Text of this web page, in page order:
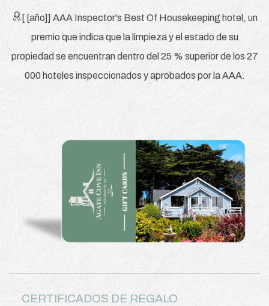
[[año]] AAA Inspector's Best Of Housekeeping hotel, un
premio que indica que la limpieza y el estado de su
propiedad se encuentran dentro del 25 % superior de los 27
000 hoteles inspeccionados y aprobados por la AAA.
CERTIFICADOS DE REGALO